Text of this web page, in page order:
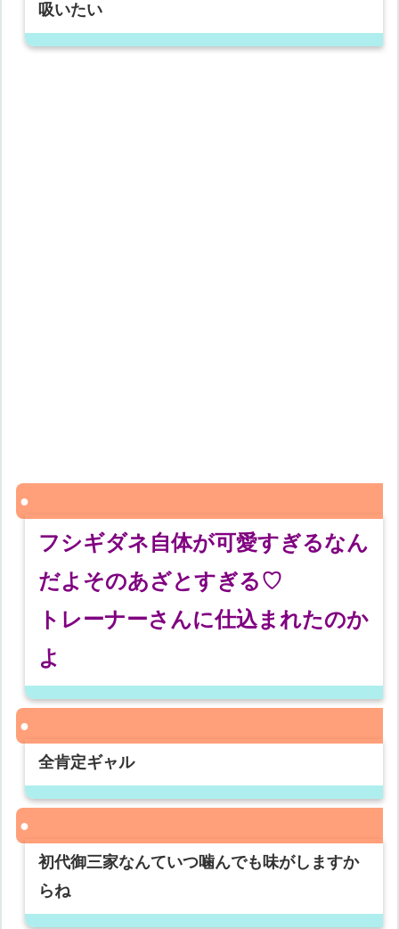
吸いたい
フシギダネ自体が可愛すぎるなん
だよそのあざとすぎる♡
トレーナーさんに仕込まれたのか
よ
全肯定ギャル
初代御三家なんていつ噛んでも味がしますか
らね